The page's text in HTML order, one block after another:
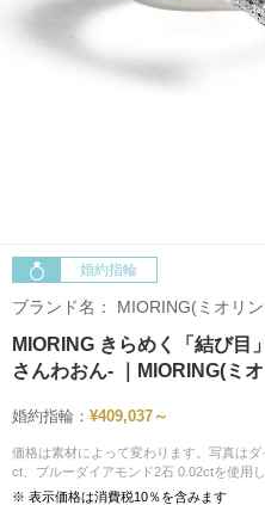
婚約指輪
ブランド名： MIORING(ミオリ
MIORING きらめく「結び目
さんわおん- ｜MIORING(ミ
婚約指輪： ¥409,037～
価格は素材によって変わります。写真は
ct、ブルーダイアモンド2石 0.02ctを使用
※ 表示価格は消費税10％を含みます